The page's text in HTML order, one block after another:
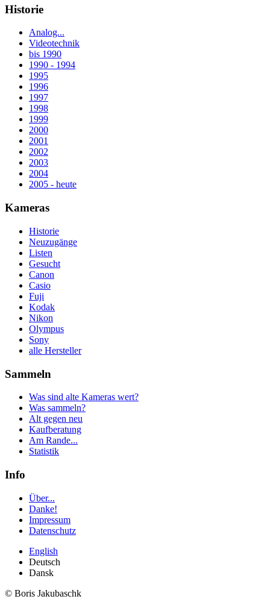
Historie
Analog...
Videotechnik
bis 1990
1990 - 1994
1995
1996
1997
1998
1999
2000
2001
2002
2003
2004
2005 - heute
Kameras
Historie
Neuzugänge
Listen
Gesucht
Canon
Casio
Fuji
Kodak
Nikon
Olympus
Sony
alle Hersteller
Sammeln
Was sind alte Kameras wert?
Was sammeln?
Alt gegen neu
Kaufberatung
Am Rande...
Statistik
Info
Über...
Danke!
Impressum
Datenschutz
English
Deutsch
Dansk
© Boris Jakubaschk